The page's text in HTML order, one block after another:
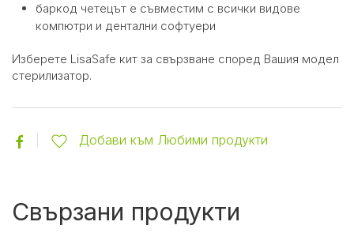
баркод четецът е съвместим с всички видове
компютри и дентални софтуери
Изберете LisaSafe кит за свързване според Вашия модел
стерилизатор.
Добави към Любими продукти
Свързани продукти